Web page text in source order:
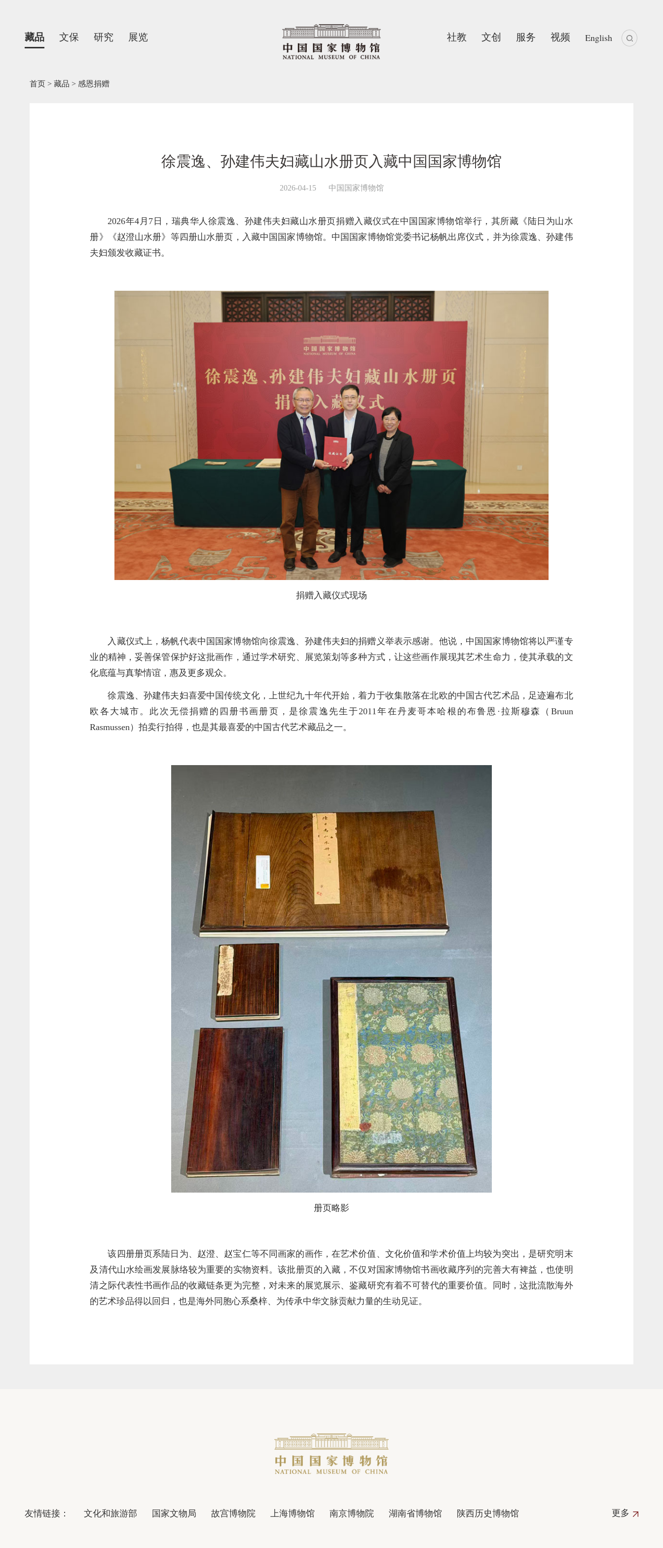
藏品 文保 研究 展览 社教 文创 服务 视频 English
首页 > 藏品 > 感恩捐赠
徐震逸、孙建伟夫妇藏山水册页入藏中国国家博物馆
2026-04-15 中国国家博物馆
2026年4月7日，瑞典华人徐震逸、孙建伟夫妇藏山水册页捐赠入藏仪式在中国国家博物馆举行，其所藏《陆日为山水
册》《赵澄山水册》等四册山水册页，入藏中国国家博物馆。中国国家博物馆党委书记杨帆出席仪式，并为徐震逸、孙建伟
夫妇颁发收藏证书。
捐赠入藏仪式现场
入藏仪式上，杨帆代表中国国家博物馆向徐震逸、孙建伟夫妇的捐赠义举表示感谢。他说，中国国家博物馆将以严谨专
业的精神，妥善保管保护好这批画作，通过学术研究、展览策划等多种方式，让这些画作展现其艺术生命力，使其承载的文
化底蕴与真挚情谊，惠及更多观众。
徐震逸、孙建伟夫妇喜爱中国传统文化，上世纪九十年代开始，着力于收集散落在北欧的中国古代艺术品，足迹遍布北
欧各大城市。此次无偿捐赠的四册书画册页，是徐震逸先生于2011年在丹麦哥本哈根的布鲁恩·拉斯穆森（Bruun
Rasmussen）拍卖行拍得，也是其最喜爱的中国古代艺术藏品之一。
册页略影
该四册册页系陆日为、赵澄、赵宝仁等不同画家的画作，在艺术价值、文化价值和学术价值上均较为突出，是研究明末
及清代山水绘画发展脉络较为重要的实物资料。该批册页的入藏，不仅对国家博物馆书画收藏序列的完善大有裨益，也使明
清之际代表性书画作品的收藏链条更为完整，对未来的展览展示、鉴藏研究有着不可替代的重要价值。同时，这批流散海外
的艺术珍品得以回归，也是海外同胞心系桑梓、为传承中华文脉贡献力量的生动见证。
友情链接： 文化和旅游部 国家文物局 故宫博物院 上海博物馆 南京博物院 湖南省博物馆 陕西历史博物馆 更多